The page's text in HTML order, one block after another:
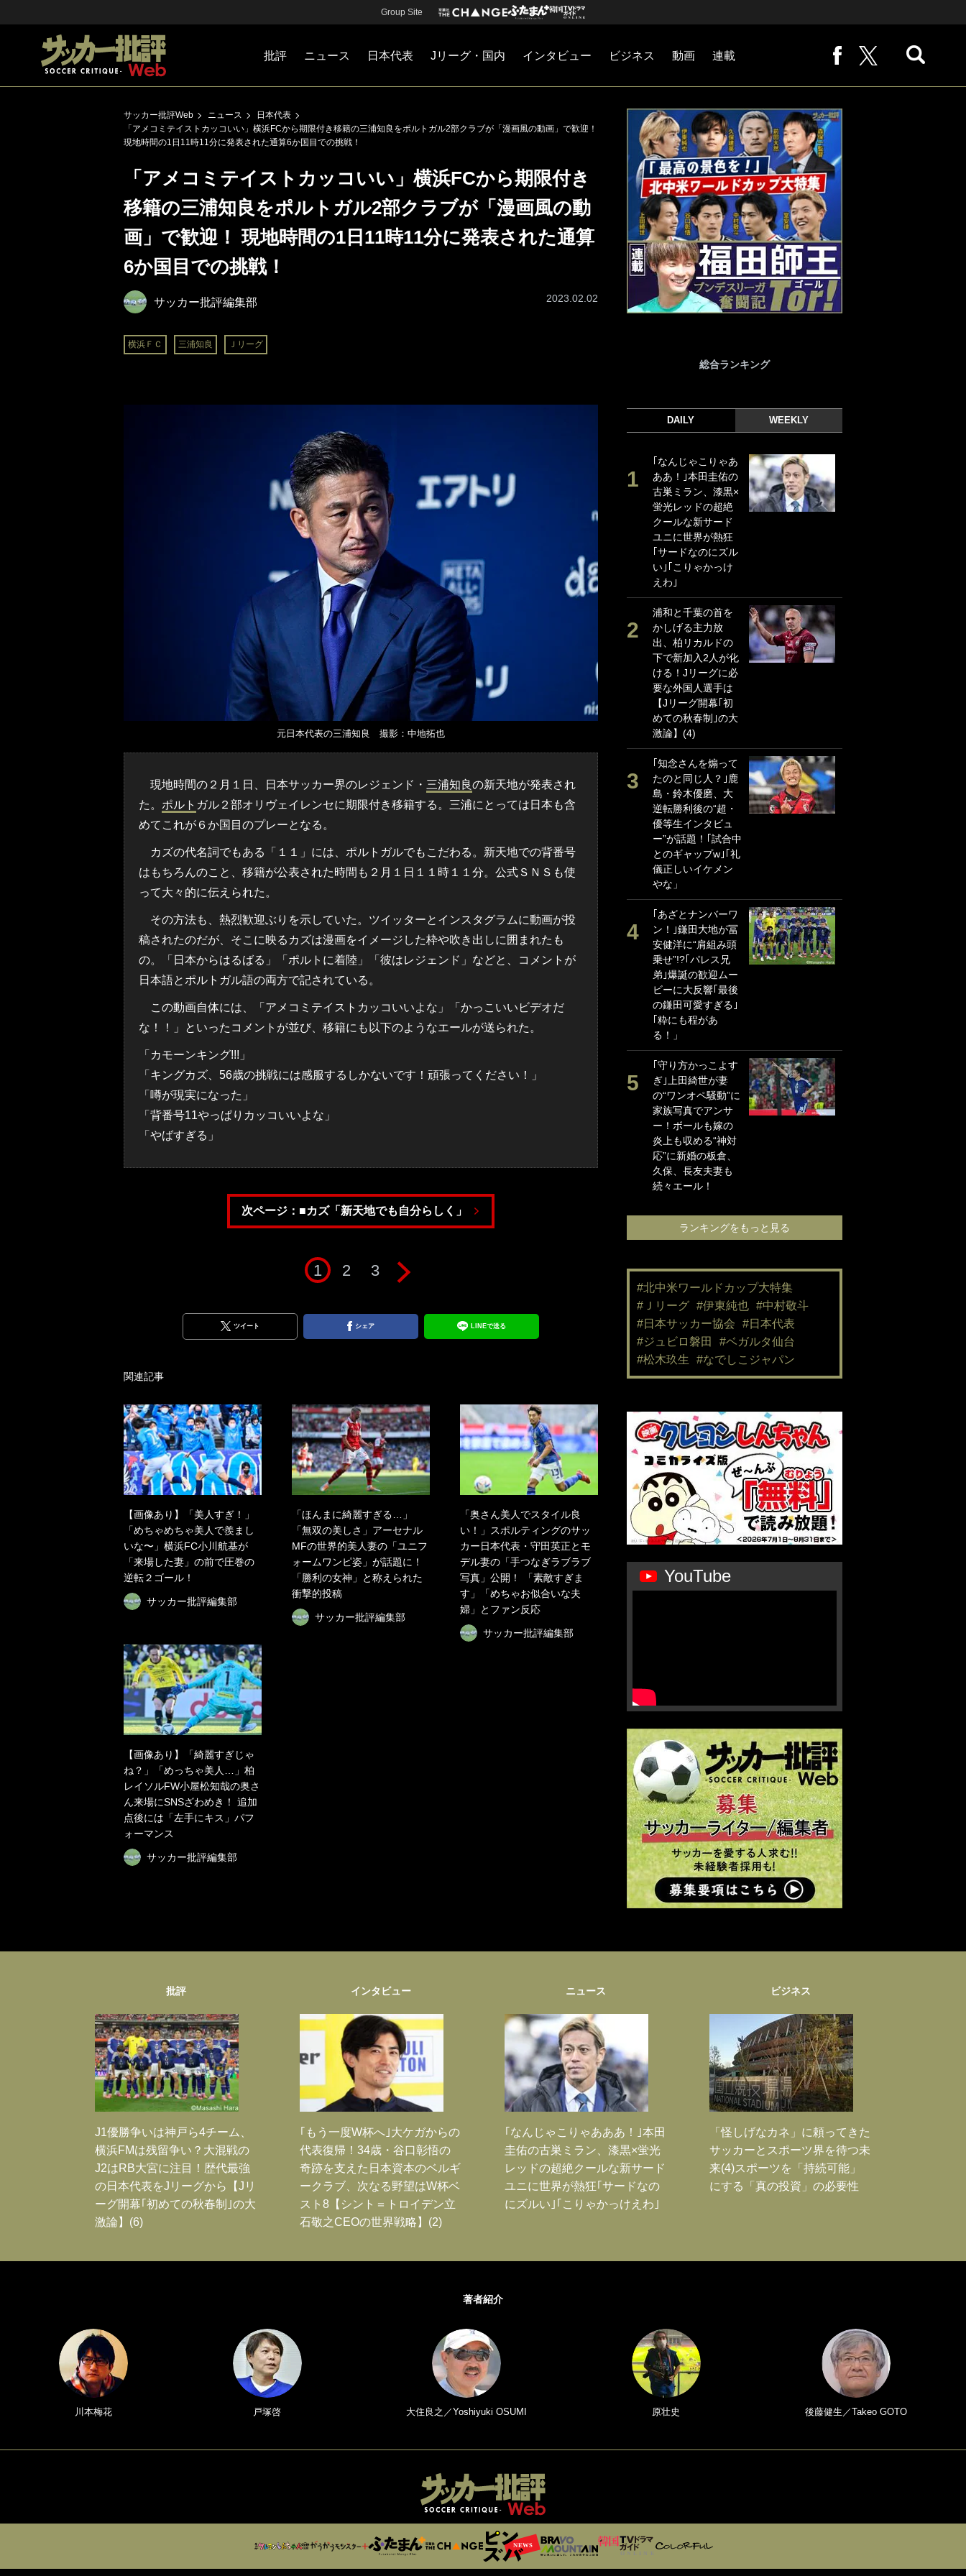
Group Site
批評 ニュース 日本代表 Jリーグ・国内 インタビュー ビジネス 動画 連載
サッカー批評Web ニュース
日本代表
「アメコミテイストカッコいい」横浜FCから期限付き移籍の三浦知良をポルトガル2部クラブが「漫画風の動画」で歓迎！
現地時間の1日11時11分に発表された通算6か国目での挑戦！
「アメコミテイストカッコいい」横浜FCから期限付き
移籍の三浦知良をポルトガル2部クラブが「漫画風の動
画」で歓迎！ 現地時間の1日11時11分に発表された通算
6か国目での挑戦！
サッカー批評編集部
横浜ＦＣ 三浦知良 Ｊリーグ
2023.02.02
元日本代表の三浦知良 撮影：中地拓也
現地時間の２月１日、日本サッカー界のレジェンド・ 三浦知良の新天地が発表され
た。 ポルト ガル２部オリヴェイレンセに期限付き移籍する。三浦にとっては日本も含
めてこれが６か国目のプレーとなる。
カズの代名詞でもある「１１」には、ポルトガルでもこだわる。新天地での背番号
はもちろんのこと、移籍が公表された時間も２月１日１１時１１分。公式ＳＮＳも使
って大々的に伝えられた。
その方法も、熱烈歓迎ぶりを示していた。ツイッターとインスタグラムに動画が投
稿されたのだが、そこに映るカズは漫画をイメージした枠や吹き出しに囲まれたも
の。「日本からはるばる」「ポルトに着陸」「彼はレジェンド」などと、コメントが
日本語とポルトガル語の両方で記されている。
この動画自体には、「アメコミテイストカッコいいよな」「かっこいいビデオだ
な！！」といったコメントが並び、移籍にも以下のようなエールが送られた。
「カモーンキング!!!」
「キングカズ、56歳の挑戦には感服するしかないです！頑張ってください！」
「噂が現実になった」
「背番号11やっぱりカッコいいよな」
「やばすぎる」
次ページ：■カズ「新天地でも自分らしく」
1 2 3
ツイート シェア LINEで送る
関連記事
【画像あり】「美人すぎ！」
「めちゃめちゃ美人で羨まし
いな〜」横浜FC小川航基が
「来場した妻」の前で圧巻の
逆転２ゴール！
サッカー批評編集部
「ほんまに綺麗すぎる…」
「無双の美しさ」アーセナル
MFの世界的美人妻の「ユニフ
ォームワンピ姿」が話題に！
「勝利の女神」と称えられた
衝撃的投稿
サッカー批評編集部
「奥さん美人でスタイル良
い！」スポルティングのサッ
カー日本代表・守田英正とモ
デル妻の「手つなぎラブラブ
写真」公開！ 「素敵すぎま
す」「めちゃお似合いな夫
婦」とファン反応
サッカー批評編集部
【画像あり】「綺麗すぎじゃ
ね？」「めっちゃ美人…」柏
レイソルFW小屋松知哉の奥さ
ん来場にSNSざわめき！ 追加
点後には「左手にキス」パフ
ォーマンス
サッカー批評編集部
総合ランキング
DAILY WEEKLY
｢なんじゃこりゃあ
ああ！｣本田圭佑の
古巣ミラン、漆黒×
蛍光レッドの超絶
クールな新サード
ユニに世界が熱狂
｢サードなのにズル
い｣｢こりゃかっけ
えわ｣
浦和と千葉の首を
かしげる主力放
出、柏リカルドの
下で新加入2人が化
ける！Jリーグに必
要な外国人選手は
【Jリーグ開幕｢初
めての秋春制｣の大
激論】(4)
｢知念さんを煽って
たのと同じ人？｣鹿
島・鈴木優磨、大
逆転勝利後の“超・
優等生インタビュ
ー”が話題！｢試合中
とのギャップw｣｢礼
儀正しいイケメン
やな」
｢あざとナンバーワ
ン！｣鎌田大地が冨
安健洋に“肩組み頭
乗せ”!?｢パレス兄
弟｣爆誕の歓迎ムー
ビーに大反響｢最後
の鎌田可愛すぎる｣
｢粋にも程があ
る！」
｢守り方かっこよす
ぎ｣上田綺世が妻
の“ワンオペ騒動”に
家族写真でアンサ
ー！ボールも嫁の
炎上も収める“神対
応”に新婚の板倉、
久保、長友夫妻も
続々エール！
ランキングをもっと見る
#北中米ワールドカップ大特集
#Ｊリーグ #伊東純也 #中村敬斗
#日本サッカー協会
#日本代表
#ジュビロ磐田
#ベガルタ仙台
#松木玖生
#なでしこジャパン
YouTube
批評
J1優勝争いは神戸ら4チーム、
横浜FMは残留争い？大混戦の
J2はRB大宮に注目！歴代最強
の日本代表をJリーグから【Jリ
ーグ開幕｢初めての秋春制｣の大
激論】(6)
インタビュー
｢もう一度W杯へ｣大ケガからの
代表復帰！34歳・谷口彰悟の
奇跡を支えた日本資本のベルギ
ークラブ、次なる野望はW杯ベ
スト8【シント＝トロイデン立
石敬之CEOの世界戦略】(2)
ニュース
｢なんじゃこりゃあああ！｣本田
圭佑の古巣ミラン、漆黒×蛍光
レッドの超絶クールな新サード
ユニに世界が熱狂｢サードなの
にズルい｣｢こりゃかっけえわ｣
ビジネス
「怪しげなカネ」に頼ってきた
サッカーとスポーツ界を待つ未
来(4)スポーツを「持続可能」
にする「真の投資」の必要性
著者紹介
川本梅花 戸塚啓 大住良之／Yoshiyuki OSUMI 原壮史 後藤健生／Takeo GOTO